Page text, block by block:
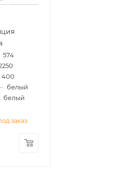
574
400
белый
белый
заказ